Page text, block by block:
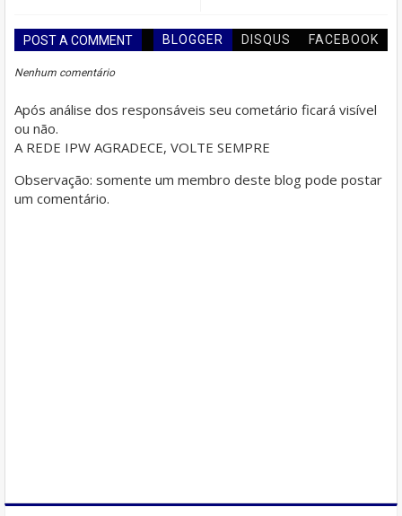
POST A COMMENT BLOGGER DISQUS FACEBOOK
Nenhum comentário
Após análise dos responsáveis seu cometário ficará visível
ou não.
A REDE IPW AGRADECE, VOLTE SEMPRE
Observação: somente um membro deste blog pode postar
um comentário.